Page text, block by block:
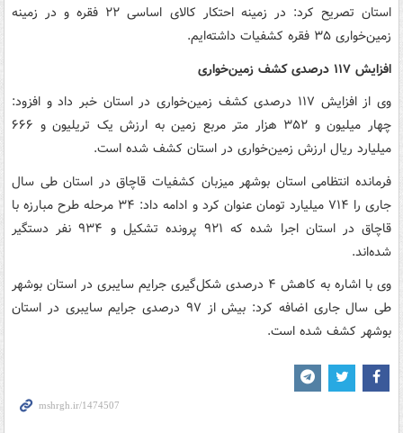
استان تصریح کرد: در زمینه احتکار کالای اساسی ۲۲ فقره و در زمینه
زمین‌خواری ۳۵ فقره کشفیات داشته‌ایم.
افزایش ۱۱۷ درصدی کشف زمین‌خواری
وی از افزایش ۱۱۷ درصدی کشف زمین‌خواری در استان خبر داد و افزود:
چهار میلیون و ۳۵۲ هزار متر مربع زمین به ارزش یک تریلیون و ۶۶۶
میلیارد ریال ارزش زمین‌خواری در استان کشف شده است.
فرمانده انتظامی استان بوشهر میزبان کشفیات قاچاق در استان طی سال
جاری را ۷۱۴ میلیارد تومان عنوان کرد و ادامه داد: ۳۴ مرحله طرح مبارزه با
قاچاق در استان اجرا شده که ۹۲۱ پرونده تشکیل و ۹۳۴ نفر دستگیر
شده‌اند.
وی با اشاره به کاهش ۴ درصدی شکل‌گیری جرایم سایبری در استان بوشهر
طی سال جاری اضافه کرد: بیش از ۹۷ درصدی جرایم سایبری در استان
بوشهر کشف شده است.